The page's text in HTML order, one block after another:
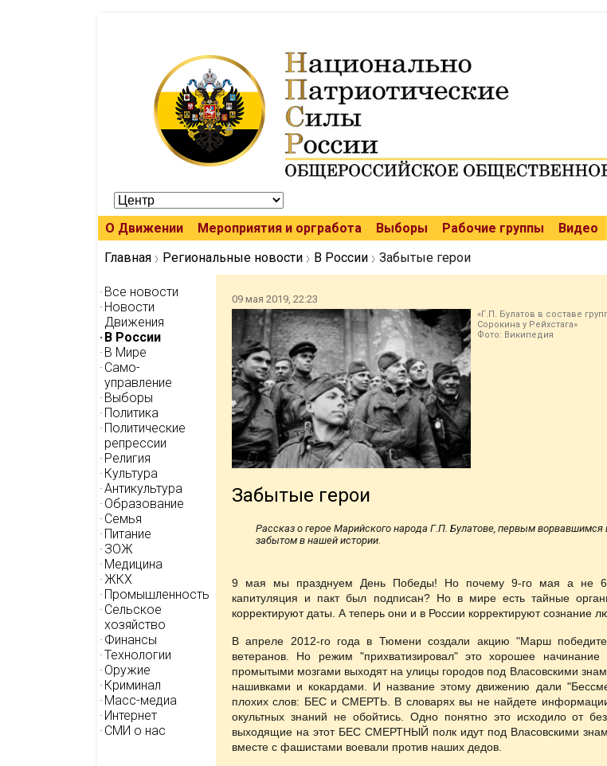
О Движении Мероприятия и оргработа Выборы Рабочие группы Видео
Главная
Региональные новости В России Забытые герои
Все новости
Новости
Движения
В России
В Мире
Само-
управление
Выборы
Политика
Политические
репрессии
Религия
Культура
Антикультура
Образование
Семья
Питание
ЗОЖ
Медицина
ЖКХ
Промышленность
Сельское
хозяйство
Финансы
Технологии
Оружие
Криминал
Масс-медиа
Интернет
СМИ о нас
09 мая 2019, 22:23
«Г.П. Булатов в составе
Сорокина у Рейхстага»
Фото: Википедия
Забытые герои
Рассказ о герое Марийского народа Г.П. Булатове, первым ворвавшимся
забытом в нашей истории.
9 мая мы празднуем День Победы! Но почему 9-го мая а не 6-
капитуляция и пакт был подписан? Но в мире есть тайные
корректируют даты. А теперь они и в России корректируют сознание
В апреле 2012-го года в Тюмени создали акцию "Марш
ветеранов. Но режим "прихватизировал" это хорошее
промытыми мозгами выходят на улицы городов под Власовскими
нашивками и кокардами. И название этому движению дали
плохих слов: БЕС и СМЕРТЬ. В словарях вы не найдете информации
окультных знаний не обойтись. Одно понятно это исходило от
выходящие на этот БЕС СМЕРТНЫЙ полк идут под Власовскими
вместе с фашистами воевали против наших дедов.